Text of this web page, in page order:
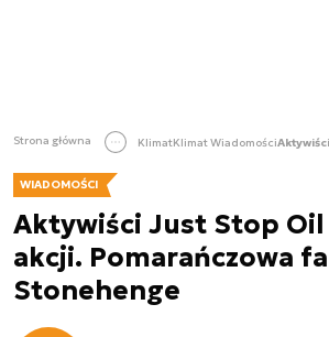
Strona główna KlimatKlimat Wiadomości
WIADOMOŚCI
Aktywiści Just Stop
akcji. Pomarańczowa
Stonehenge